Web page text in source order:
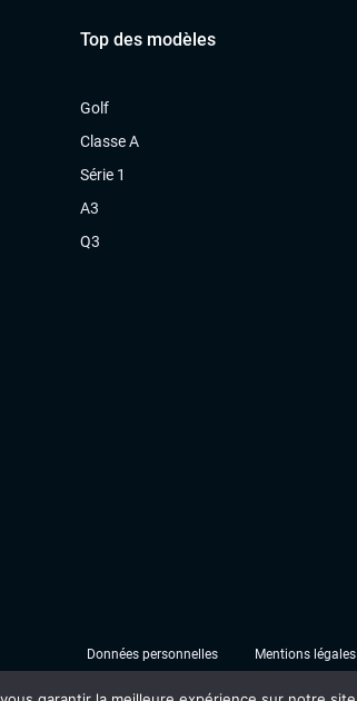
Top des modèles
Golf
Classe A
Série 1
A3
Q3
Données personnelles Mentions légales